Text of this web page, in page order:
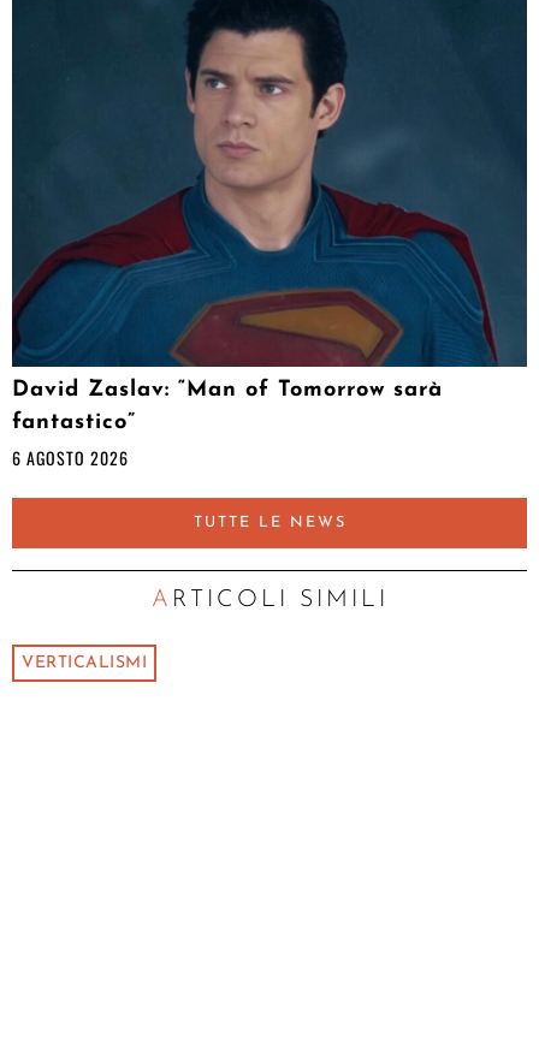
David Zaslav: “Man of Tomorrow sarà
fantastico”
6 AGOSTO 2026
TUTTE LE NEWS
ARTICOLI SIMILI
VERTICALISMI